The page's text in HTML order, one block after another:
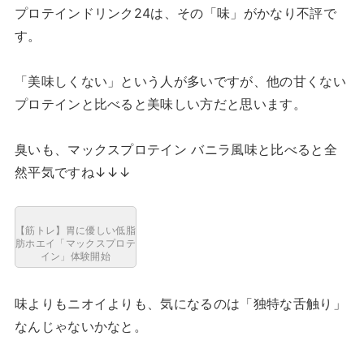
プロテインドリンク24は、その「味」がかなり不評で
す。
「美味しくない」という人が多いですが、他の甘くない
プロテインと比べると美味しい方だと思います。
臭いも、マックスプロテイン バニラ風味と比べると全
然平気ですね↓↓↓
【筋トレ】胃に優しい低脂
肪ホエイ「マックスプロテ
イン」体験開始
味よりもニオイよりも、気になるのは「独特な舌触り」
なんじゃないかなと。